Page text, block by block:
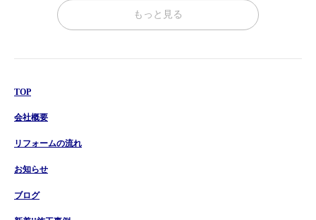
もっと見る